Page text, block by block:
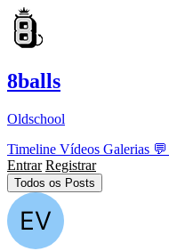
8balls
Oldschool
Timeline Vídeos Galerias 💬
Entrar Registrar
Todos os Posts